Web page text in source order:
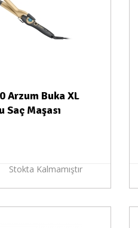
Arzum Buka XL
Saç Maşası
Stokta Kalmamıştır